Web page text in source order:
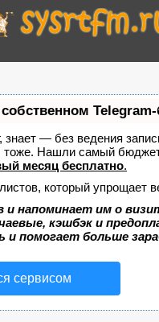
Telegram-
знает — без ведения
тоже. Нашли самый
месяц бесплатно.
который упрощает
и напоминает им о
кэшбэк и
и помогает больше
сервисом